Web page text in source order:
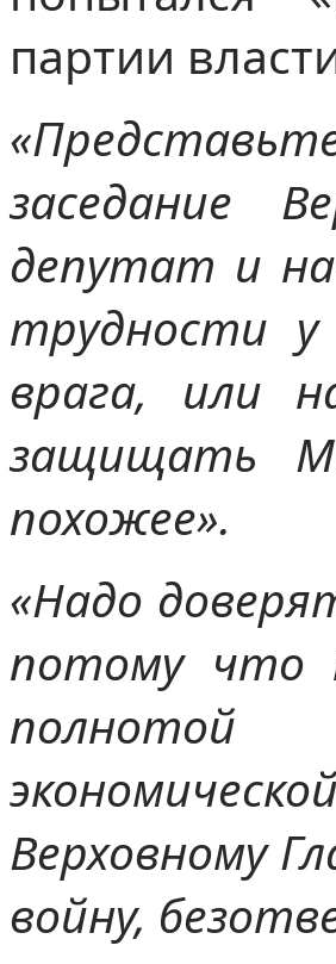
партии
заседание
депутат и
трудности
врага, или
защищать
похожее».
«Надо
потому что
полнотой
Верховному
войну,